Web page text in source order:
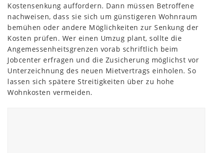
Kostensenkung auffordern. Dann müssen Betroffene
nachweisen, dass sie sich um günstigeren Wohnraum
bemühen oder andere Möglichkeiten zur Senkung der
Kosten prüfen. Wer einen Umzug plant, sollte die
Angemessenheitsgrenzen vorab schriftlich beim
Jobcenter erfragen und die Zusicherung möglichst vor
Unterzeichnung des neuen Mietvertrags einholen. So
lassen sich spätere Streitigkeiten über zu hohe
Wohnkosten vermeiden.